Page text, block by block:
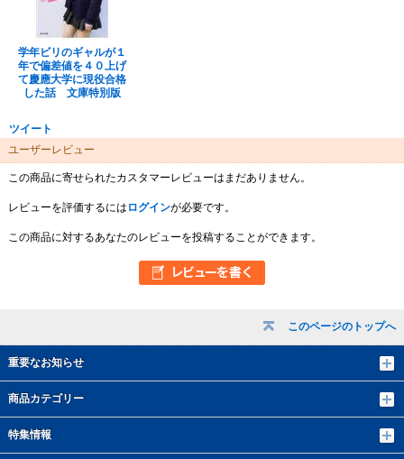
このページのトップへ
重要なお知らせ
商品カテゴリー
特集情報
学年ビリのギャルが１
年で偏差値を４０上げ
て慶應大学に現役合格
した話 文庫特別版
ツイート
ユーザーレビュー
この商品に寄せられたカスタマーレビューはまだありません。
レビューを評価するには ログインが必要です。
この商品に対するあなたのレビューを投稿することができます。